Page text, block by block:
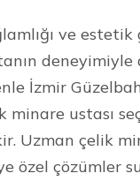
ve estetik
deneyimiyle
İzmir
minare ustası
Uzman çelik
özel çözümler